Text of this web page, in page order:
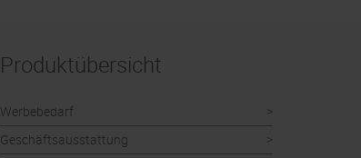
Produktübersicht
Werbebedarf
Geschäftsausstattung